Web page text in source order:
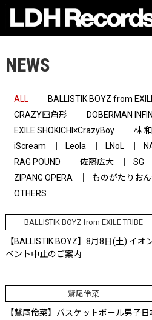
NEWS
ALL BALLISTIK BOYZ from
CRAZY四角形
DOBERMAN
EXILE SHOKICHI×CrazyBoy
林
iScream
Leola LNoL
RAG POUND
佐藤広大 SG
ZIPANG OPERA
ものがたりお
OTHERS
BALLISTIK BOYZ from EXILE TRIBE
【BALLISTIK BOYZ】8月8日(土) イ
ベント中止のご案内
鷲尾伶菜
【鷲尾伶菜】バスケットボール男子